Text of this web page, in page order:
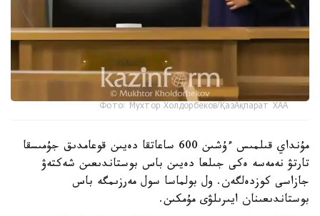
Фото: Мухтор Холдорбеков/ҚазАқпарат ХАА
مۇنداي قىلمىس ءۇشىن 600 ساعاتقا دەيىن قوعامدىق جۇمىسقا
تارتۋ نەمەسە ەكى جىلعا دەيىن باس بوستاندىعىن شەكتەۋ
جازاسى كوزدەلگەن. ول بولماسا سول مەرزىمگە باس
بوستاندىعىنان ايىرىلۋى مۇمكىن.